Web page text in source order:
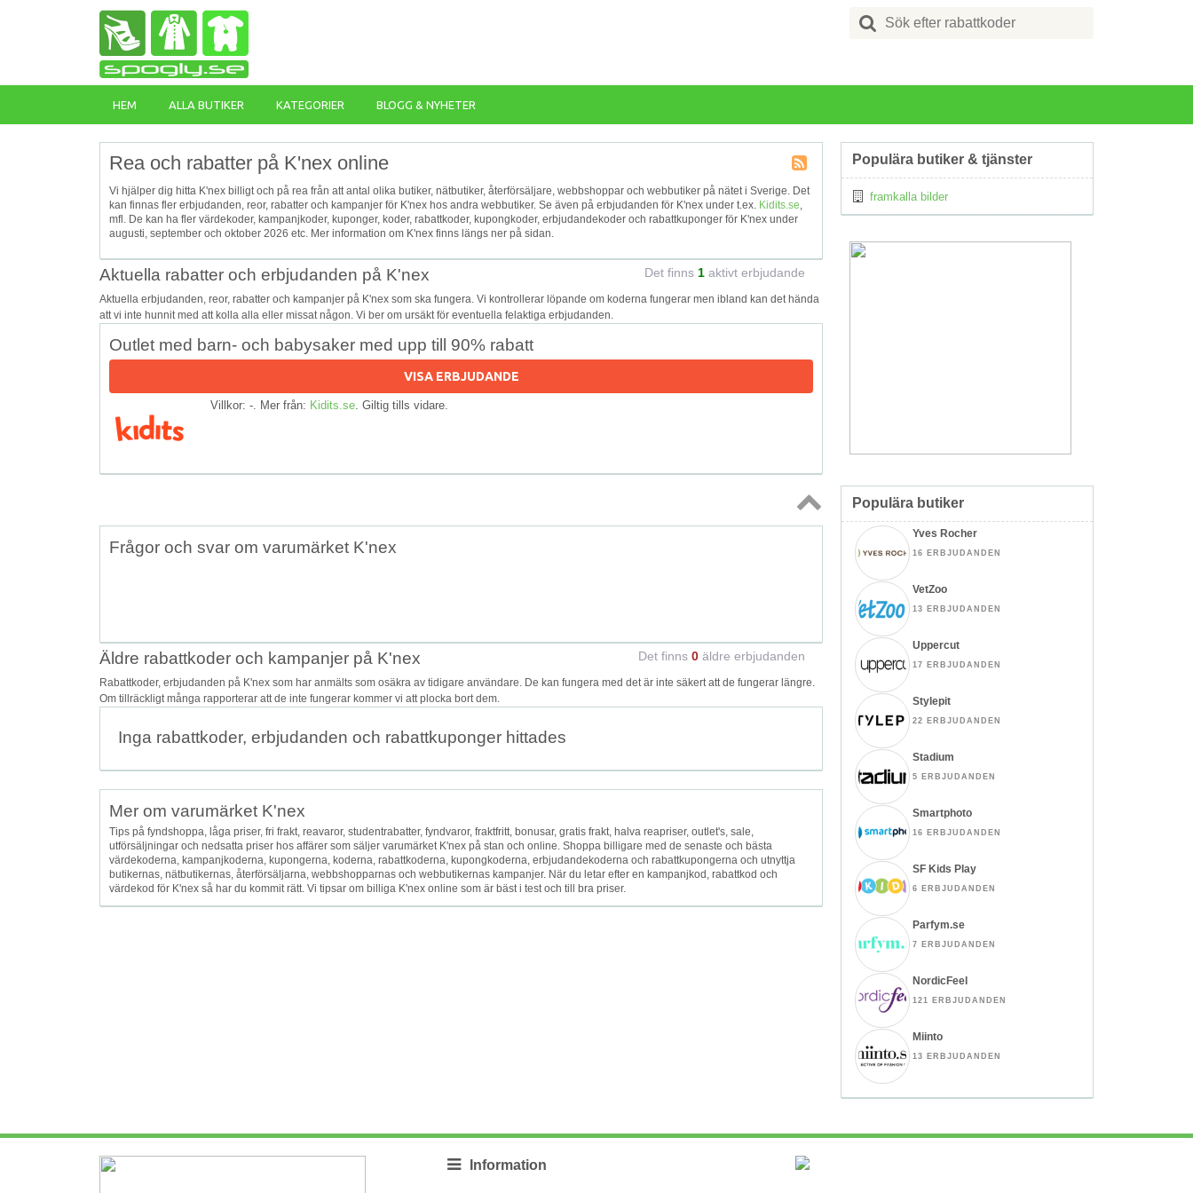
Search
for:
HEM ALLA BUTIKER KATEGORIER BLOGG & NYHETER
Tagg
RSS
Rea och rabatter på K'nex online
Vi hjälper dig hitta K'nex billigt och på rea från att antal olika butiker, nätbutiker, återförsäljare, webbshoppar och webbutiker på nätet i Sverige. Det
kan finnas fler erbjudanden, reor, rabatter och kampanjer för K'nex hos andra webbutiker. Se även på erbjudanden för K'nex under t.ex. Kidits.se,
mfl. De kan ha fler värdekoder, kampanjkoder, kuponger, koder, rabattkoder, kupongkoder, erbjudandekoder och rabattkuponger för K'nex under
augusti, september och oktober 2026 etc. Mer information om K'nex finns längs ner på sidan.
Aktuella rabatter och erbjudanden på K'nex Det finns 1 aktivt erbjudande
Aktuella erbjudanden, reor, rabatter och kampanjer på K'nex som ska fungera. Vi kontrollerar löpande om koderna fungerar men ibland kan det hända
att vi inte hunnit med att kolla alla eller missat någon. Vi ber om ursäkt för eventuella felaktiga erbjudanden.
Outlet med barn- och babysaker med upp till 90% rabatt
VISA ERBJUDANDE
Villkor: -. Mer från: Kidits.se . Giltig tills vidare.
Topp
Frågor och svar om varumärket K'nex
Äldre rabattkoder och kampanjer på K'nex Det finns 0 äldre erbjudanden
Rabattkoder, erbjudanden på K'nex som har anmälts som osäkra av tidigare användare. De kan fungera med det är inte säkert att de fungerar längre.
Om tillräckligt många rapporterar att de inte fungerar kommer vi att plocka bort dem.
Inga rabattkoder, erbjudanden och rabattkuponger hittades
Mer om varumärket K'nex
Tips på fyndshoppa, låga priser, fri frakt, reavaror, studentrabatter, fyndvaror, fraktfritt, bonusar, gratis frakt, halva reapriser, outlet's, sale,
utförsäljningar och nedsatta priser hos affärer som säljer varumärket K'nex på stan och online. Shoppa billigare med de senaste och bästa
värdekoderna, kampanjkoderna, kupongerna, koderna, rabattkoderna, kupongkoderna, erbjudandekoderna och rabattkupongerna och utnyttja
butikernas, nätbutikernas, återförsäljarna, webbshopparnas och webbutikernas kampanjer. När du letar efter en kampanjkod, rabattkod och
värdekod för K'nex så har du kommit rätt. Vi tipsar om billiga K'nex online som är bäst i test och till bra priser.
Populära butiker & tjänster
framkalla bilder
Populära butiker
Yves Rocher
16 ERBJUDANDEN
VetZoo
13 ERBJUDANDEN
Uppercut
17 ERBJUDANDEN
Stylepit
22 ERBJUDANDEN
Stadium
5 ERBJUDANDEN
Smartphoto
16 ERBJUDANDEN
SF Kids Play
6 ERBJUDANDEN
Parfym.se
7 ERBJUDANDEN
NordicFeel
121 ERBJUDANDEN
Miinto
13 ERBJUDANDEN
Information